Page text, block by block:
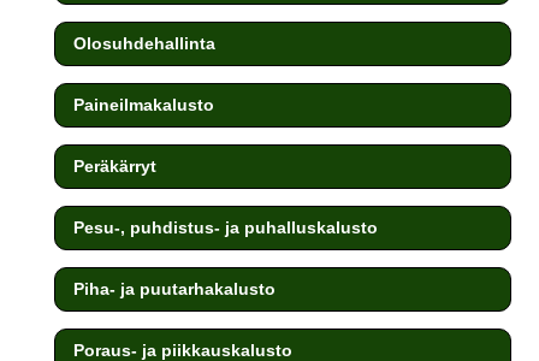
Olosuhdehallinta
Paineilmakalusto
Peräkärryt
Pesu-, puhdistus- ja puhalluskalusto
Piha- ja puutarhakalusto
Poraus- ja piikkauskalusto